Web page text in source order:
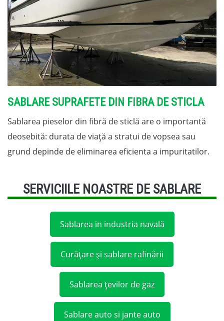
SABLARE SUPRAFETE DIN FIBRA DE STICLA
Sablarea pieselor din fibră de sticlă are o importantă
deosebită: durata de viață a stratui de vopsea sau
grund depinde de eliminarea eficienta a impuritatilor.
SERVICIILE NOASTRE DE SABLARE
Sablarea in industria navală
Curățare și sablare rafinării
Sablarea țevilor de gaz
Sablare auto si jante auto